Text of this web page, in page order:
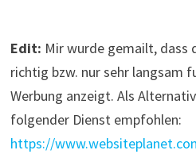
Edit: Mir wurde gemailt, dass
richtig bzw. nur sehr langsam
Werbung anzeigt. Als
folgender Dienst empfohlen:
https://